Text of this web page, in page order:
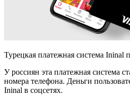
Турецкая платежная система Ininal
У россиян эта платежная система
номера телефона. Деньги
Ininal в соцсетях.